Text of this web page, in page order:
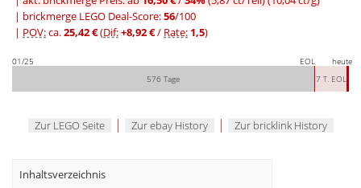
| brickmerge LEGO Deal-Score:56/100
| POV:ca.25,42 €(Dif:+8,92 €/ Rate: 1,5)
01/25 EOL
heute
576 Tage
7 T. EOL
Zur LEGO Seite | Zur ebay History | Zur bricklink History
Inhaltsverzeichnis